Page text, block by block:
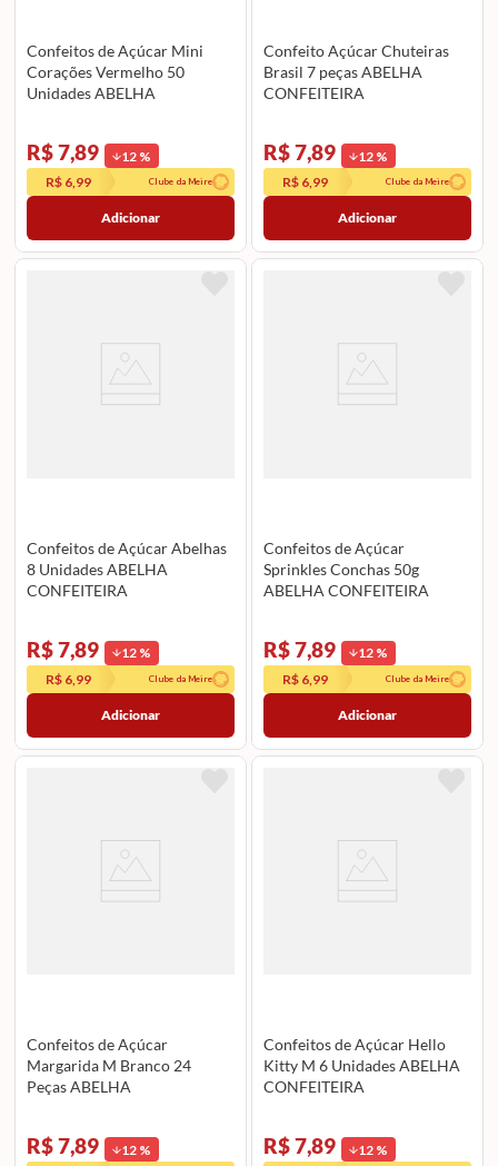
Confeitos de Açúcar Mini
Corações Vermelho 50
Unidades ABELHA
R$ 7,89 12%
R$ 6,99
Clube da Meire
Adicionar
Confeito Açúcar Chuteiras
Brasil 7 peças ABELHA
CONFEITEIRA
R$ 7,89 12 %
R$ 6,99
Clube da Meire
Adicionar
Confeitos de Açúcar Abelhas
8 Unidades ABELHA
CONFEITEIRA
R$ 7,89 12%
R$ 6,99
Clube da Meire
Adicionar
Confeitos de Açúcar
Sprinkles Conchas 50g
ABELHA CONFEITEIRA
R$ 7,89 12 %
R$ 6,99
Clube da Meire
Adicionar
Confeitos de Açúcar
Margarida M Branco 24
Peças ABELHA
R$ 7,89 12%
Confeitos de Açúcar Hello
Kitty M 6 Unidades ABELHA
CONFEITEIRA
R$ 7,89 12 %